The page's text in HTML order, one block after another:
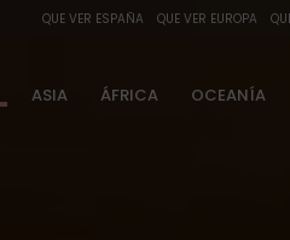
QUE VER ESPAÑA QUE VER EUROPA
ASIA ÁFRICA OCEANÍA